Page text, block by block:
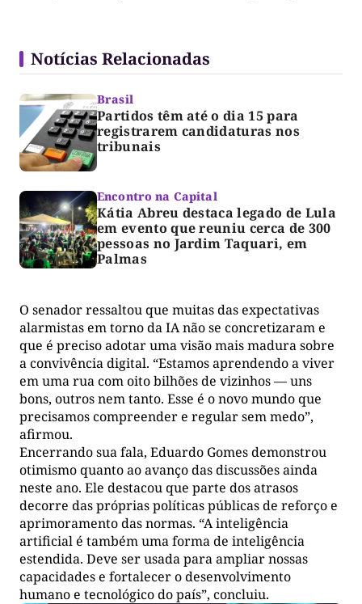
Notícias Relacionadas
Brasil
Partidos têm até o dia 15 para
registrarem candidaturas nos
tribunais
Encontro na Capital
Kátia Abreu destaca legado de Lula
em evento que reuniu cerca de 300
pessoas no Jardim Taquari, em
Palmas
O senador ressaltou que muitas das expectativas
alarmistas em torno da IA não se concretizaram e
que é preciso adotar uma visão mais madura sobre
a convivência digital. “Estamos aprendendo a viver
em uma rua com oito bilhões de vizinhos — uns
bons, outros nem tanto. Esse é o novo mundo que
precisamos compreender e regular sem medo”,
afirmou.
Encerrando sua fala, Eduardo Gomes demonstrou
otimismo quanto ao avanço das discussões ainda
neste ano. Ele destacou que parte dos atrasos
decorre das próprias políticas públicas de reforço e
aprimoramento das normas. “A inteligência
artificial é também uma forma de inteligência
estendida. Deve ser usada para ampliar nossas
capacidades e fortalecer o desenvolvimento
humano e tecnológico do país”, concluiu.